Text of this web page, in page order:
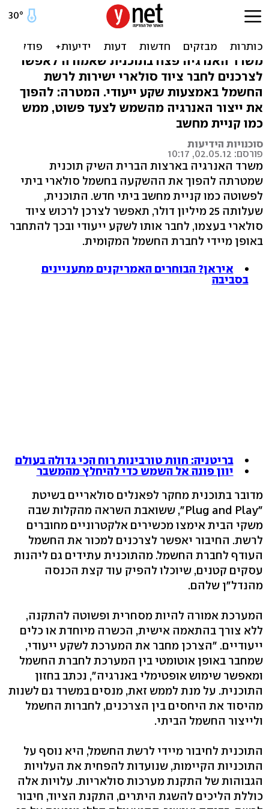
תוכנית בארה"ב: חשמל
סולארי לכל בית
משרד האנרגיה פצח בתוכנית שאמורה לאפשר
לצרכנים לחבר ציוד סולארי ישירות לרשת
החשמל באמצעות שקע ייעודי. המטרה: להפוך
את ייצור האנרגיה מהשמש לצעד פשוט, ממש
כמו קניית מחשב
סוכנויות הידיעות
פורסם: 02.05.12, 10:17
משרד האנרגיה בארצות הברית השיק תוכנית
שמטרתה להפוך את ההשקעה בחשמל סולארי ביתי
לפשוטה כמו קניית מחשב ביתי חדש. התוכנית,
שעלותה 25 מיליון דולר, תאפשר לצרכן לרכוש ציוד
סולארי בעצמו, לחבר אותו לשקע ייעודי ובכך להתחבר
באופן מיידי לחברת החשמל המקומית.
איראן? הבוחרים האמריקנים מתעניינים
בסביבה
בריטניה: חוות טורבינות רוח הכי גדולה בעולם
יוון פונה אל השמש כדי להיחלץ מהמשבר
מדובר בתוכנית מחקר לפאנלים סולאריים בשיטת
"Plug and Play", ששואבת השראה מהקלות שבה
משקי הבית אימצו מכשירים אלקטרוניים מחוברים
לרשת. החיבור יאפשר לצרכנים למכור את החשמל
העודף לחברת החשמל. מהתוכנית עתידים גם ליהנות
עסקים קטנים, שיוכלו להפיק עוד קצת הכנסה
מהנדל"ן שלהם.
המערכת אמורה להיות מסחרית ופשוטה להתקנה,
ללא צורך בהתאמה אישית, הכשרה מיוחדת או כלים
ייעודיים. "הצרכן מחבר את המערכת לשקע ייעודי,
שמחבר באופן אוטומטי בין המערכת לחברת החשמל
ומאפשר שימוש אופטימלי באנרגיה", נכתב בחזון
התוכנית. על מנת לממש זאת, מנסים במשרד גם לשנות
מהיסוד את היחסים בין הצרכנים, לחברות החשמל
ולייצור החשמל הביתי.
התוכנית לחיבור מיידי לרשת החשמל, היא נוסף על
התוכניות הקיימות, שנועדות להפחית את העלויות
הגבוהות של התקנת מערכות סולאריות. עלויות אלה
כוללת הליכים להשגת היתרים, התקנת הציוד, חיבור